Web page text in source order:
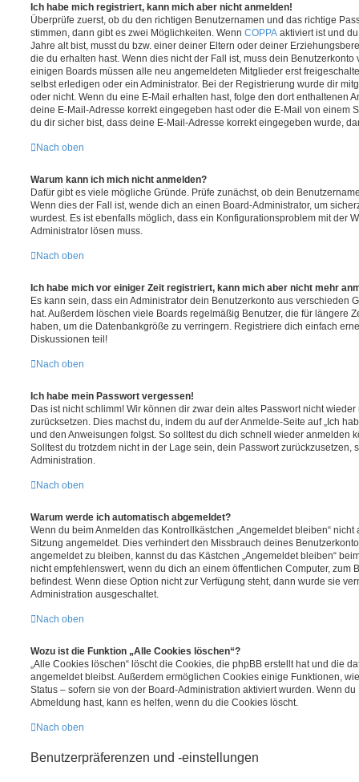
Ich habe mich registriert, kann mich aber nicht anmelden!
Überprüfe zuerst, ob du den richtigen Benutzernamen und das richtige
stimmen, dann gibt es zwei Möglichkeiten. Wenn COPPA aktiviert ist und
Jahre alt bist, musst du bzw. einer deiner Eltern oder deiner
die du erhalten hast. Wenn dies nicht der Fall ist, muss dein
einigen Boards müssen alle neu angemeldeten Mitglieder erst
selbst erledigen oder ein Administrator. Bei der Registrierung wurde dir
oder nicht. Wenn du eine E-Mail erhalten hast, folge den dort enthaltenen
deine E-Mail-Adresse korrekt eingegeben hast oder die E-Mail von einem
du dir sicher bist, dass deine E-Mail-Adresse korrekt eingegeben wurde,
Nach oben
Warum kann ich mich nicht anmelden?
Dafür gibt es viele mögliche Gründe. Prüfe zunächst, ob dein
Wenn dies der Fall ist, wende dich an einen Board-Administrator, um
wurdest. Es ist ebenfalls möglich, dass ein Konfigurationsproblem mit der
Administrator lösen muss.
Nach oben
Ich habe mich vor einiger Zeit registriert, kann mich aber nicht mehr
Es kann sein, dass ein Administrator dein Benutzerkonto aus verschieden
hat. Außerdem löschen viele Boards regelmäßig Benutzer, die für längere
haben, um die Datenbankgröße zu verringern. Registriere dich einfach
Diskussionen teil!
Nach oben
Ich habe mein Passwort vergessen!
Das ist nicht schlimm! Wir können dir zwar dein altes Passwort nicht
zurücksetzen. Dies machst du, indem du auf der Anmelde-Seite auf „Ich
und den Anweisungen folgst. So solltest du dich schnell wieder anmelden
Solltest du trotzdem nicht in der Lage sein, dein Passwort zurückzusetzen,
Administration.
Nach oben
Warum werde ich automatisch abgemeldet?
Wenn du beim Anmelden das Kontrollkästchen „Angemeldet bleiben“
Sitzung angemeldet. Dies verhindert den Missbrauch deines
angemeldet zu bleiben, kannst du das Kästchen „Angemeldet bleiben“
nicht empfehlenswert, wenn du dich an einem öffentlichen Computer, zum
befindest. Wenn diese Option nicht zur Verfügung steht, dann wurde sie
Administration ausgeschaltet.
Nach oben
Wozu ist die Funktion „Alle Cookies löschen“?
„Alle Cookies löschen“ löscht die Cookies, die phpBB erstellt hat und die
angemeldet bleibst. Außerdem ermöglichen Cookies einige Funktionen,
Status – sofern sie von der Board-Administration aktiviert wurden. Wenn
Abmeldung hast, kann es helfen, wenn du die Cookies löscht.
Nach oben
Benutzerpräferenzen und -einstellungen